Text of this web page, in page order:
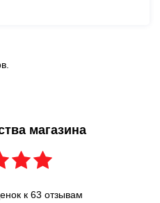
магазина
к 63 отзывам